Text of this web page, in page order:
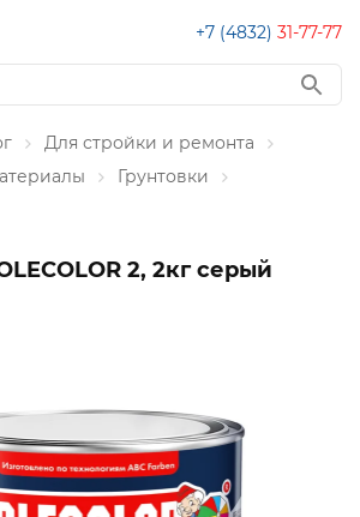
+7 (4832) 31-77-77
Для стройки и ремонта
Грунтовки
2, 2кг серый